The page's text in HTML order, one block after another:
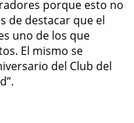
porque esto no
de destacar que el
uno de los que
El mismo se
del Club del